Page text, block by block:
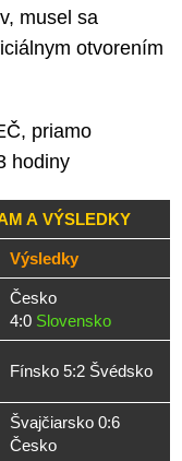
musel sa
otvorením
priamo
hodiny
A VÝSLEDKY
Výsledky
Česko
4:0 Slovensko
Fínsko 5:2 Švédsko
Švajčiarsko 0:6
Česko